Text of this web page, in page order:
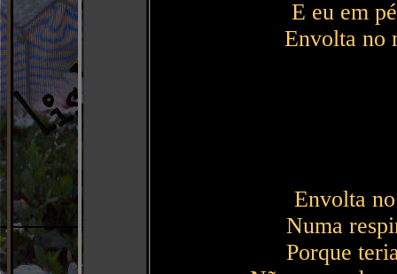
E eu em
Envolta no
Envolta
Numa
Porque